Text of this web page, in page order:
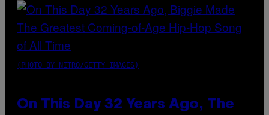
(PHOTO BY NITRO/GETTY IMAGES)
On This Day 32 Years Ago, The